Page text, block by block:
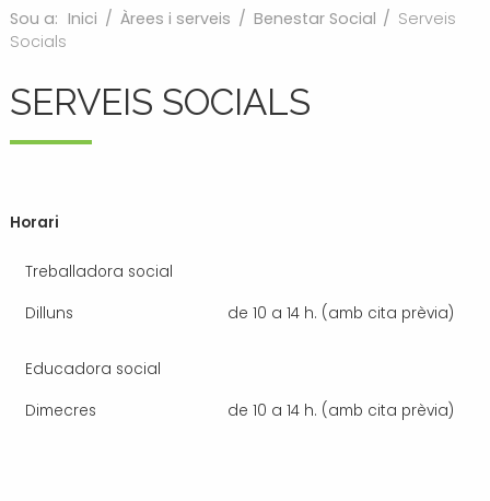
Sou a: Inici / Àrees i serveis / Benestar Social / Serveis
Socials
SERVEIS SOCIALS
Horari
Treballadora social
Dilluns de 10 a 14 h. (amb cita prèvia)
Educadora social
Dimecres de 10 a 14 h. (amb cita prèvia)